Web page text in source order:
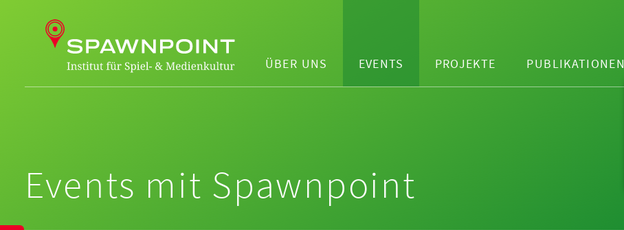
ÜBER UNS EVENTS PROJEKTE PUBLIKATIONEN
Events mit Spawnpoint